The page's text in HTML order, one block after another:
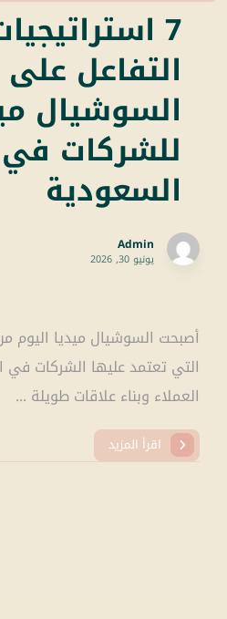
7
التفاعل على
السوشيال
للشركات في
السعودية
Admin
يونيو 30, 2026
أصبحت السوشيال ميديا اليوم
التي تعتمد عليها الشركات
العملاء وبناء علاقات طويلة ...
اقرأ المزيد